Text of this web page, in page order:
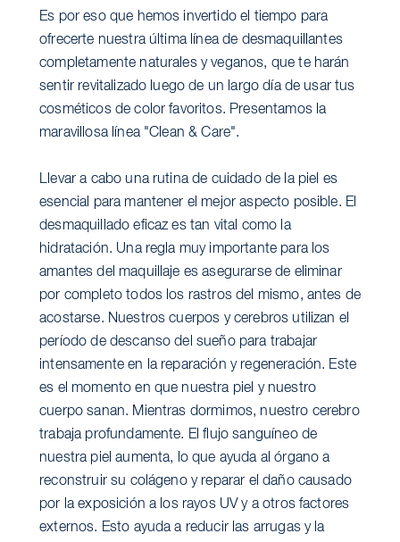
Es por eso que hemos invertido el tiempo para
ofrecerte nuestra última línea de desmaquillantes
completamente naturales y veganos, que te harán
sentir revitalizado luego de un largo día de usar tus
cosméticos de color favoritos. Presentamos la
maravillosa línea "Clean & Care".
Llevar a cabo una rutina de cuidado de la piel es
esencial para mantener el mejor aspecto posible. El
desmaquillado eficaz es tan vital como la
hidratación. Una regla muy importante para los
amantes del maquillaje es asegurarse de eliminar
por completo todos los rastros del mismo, antes de
acostarse. Nuestros cuerpos y cerebros utilizan el
período de descanso del sueño para trabajar
intensamente en la reparación y regeneración. Este
es el momento en que nuestra piel y nuestro
cuerpo sanan. Mientras dormimos, nuestro cerebro
trabaja profundamente. El flujo sanguíneo de
nuestra piel aumenta, lo que ayuda al órgano a
reconstruir su colágeno y reparar el daño causado
por la exposición a los rayos UV y a otros factores
externos. Esto ayuda a reducir las arrugas y la